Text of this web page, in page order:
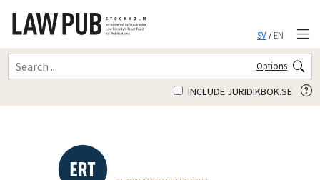
SV/EN
Options
INCLUDE JURIDIKBOK.SE